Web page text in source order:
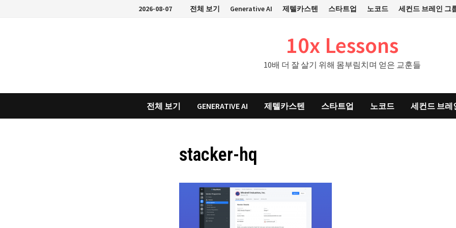
2026-08-07 전체 보기 Generative AI 제텔카스텐 스타트업 노코드 세컨드 브레인 그
10x Lessons
10배 더 잘 살기 위해 몸부림치며 얻은 교훈들
전체 보기 GENERATIVE AI 제텔카스텐 스타트업 노코드 세컨드 브레
stacker-hq